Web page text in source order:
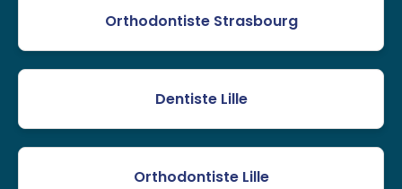
Orthodontiste Strasbourg
Dentiste Lille
Orthodontiste Lille